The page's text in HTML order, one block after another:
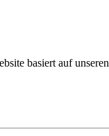
basiert auf unseren